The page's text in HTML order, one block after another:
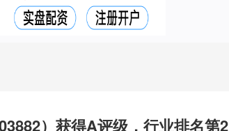
）获得A评级，行业排名第2